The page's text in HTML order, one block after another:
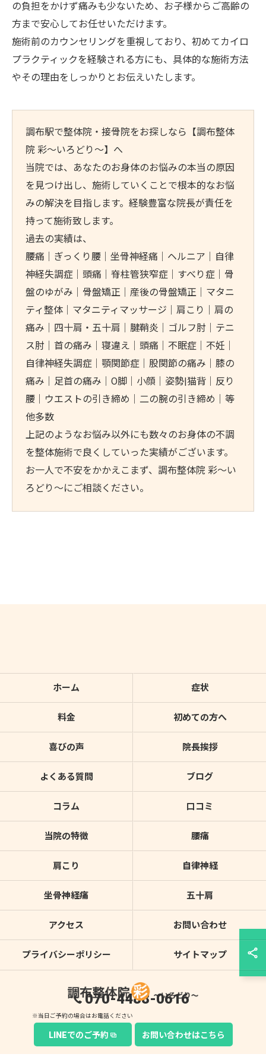
の負担をかけず痛みも少ないため、お子様からご高齢の
方まで安心してお任せいただけます。
施術前のカウンセリングを重視しており、初めてカイロ
プラクティックを経験される方にも、具体的な施術方法
やその理由をしっかりとお伝えいたします。
調布駅で整体院・接骨院をお探しなら【調布整体
院 彩～いろどり～】へ
当院では、あなたのお身体のお悩みの本当の原因
を見つけ出し、施術していくことで根本的なお悩
みの解決を目指します。経験豊富な院長が責任を
持って施術致します。
過去の実績は、
腰痛｜ぎっくり腰｜坐骨神経痛｜ヘルニア｜自律
神経失調症｜頭痛｜脊柱管狭窄症｜すべり症｜骨
盤のゆがみ｜骨盤矯正｜産後の骨盤矯正｜マタニ
ティ整体｜マタニティマッサージ｜肩こり｜肩の
痛み｜四十肩・五十肩｜腱鞘炎｜ゴルフ肘｜テニ
ス肘｜首の痛み｜寝違え｜頭痛｜不眠症｜不妊｜
自律神経失調症｜顎関節症｜股関節の痛み｜膝の
痛み｜足首の痛み｜O脚｜小顔｜姿勢|猫背｜反り
腰｜ウエストの引き締め｜二の腕の引き締め｜等
他多数
上記のようなお悩み以外にも数々のお身体の不調
を整体施術で良くしていった実績がございます。
お一人で不安をかかえこまず、調布整体院 彩～い
ろどり～にご相談ください。
070-4488-0616
LINEでのご予約 お問い合わせはこちら
ホーム 症状
料金 初めての方へ
喜びの声 院長挨拶
よくある質問 ブログ
コラム 口コミ
当院の特徴 腰痛
肩こり 自律神経
坐骨神経痛 五十肩
アクセス お問い合わせ
プライバシーポリシー サイトマップ
© 2026 東京都調布の整体なら調布整体院 彩～いろどり～ ALL RIGHTS